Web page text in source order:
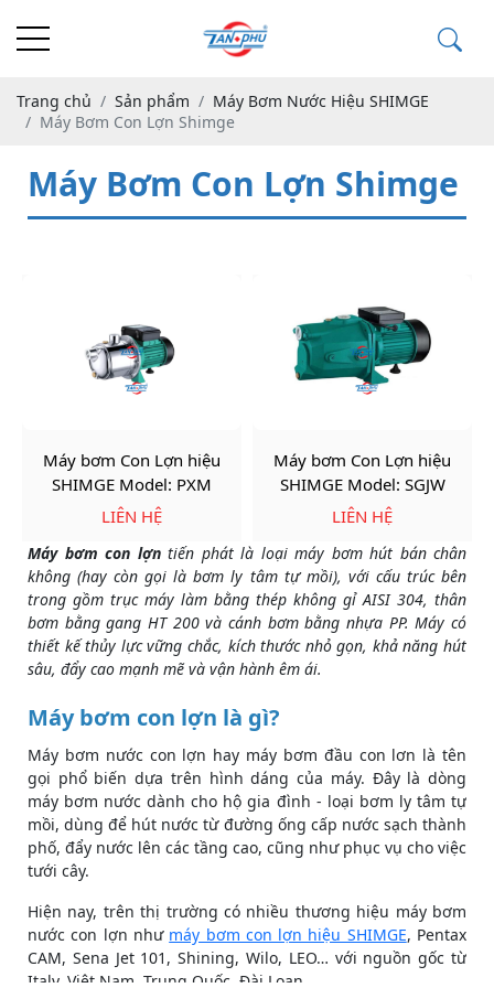
Trang chủ Sản phẩm
Máy Bơm Nước Hiệu SHIMGE
Máy Bơm Con Lợn Shimge
Máy Bơm Con Lợn Shimge
Máy bơm Con Lợn hiệu
SHIMGE Model: PXM
LIÊN HỆ
Máy bơm Con Lợn hiệu
SHIMGE Model: SGJW
LIÊN HỆ
Máy bơm con lợntiến phát là loại máy bơm hút bán chân
không (hay còn gọi là bơm ly tâm tự mồi), với cấu trúc bên
trong gồm trục máy làm bằng thép không gỉ AISI 304, thân
bơm bằng gang HT 200 và cánh bơm bằng nhựa PP. Máy có
thiết kế thủy lực vững chắc, kích thước nhỏ gọn, khả năng hút
sâu, đẩy cao mạnh mẽ và vận hành êm ái.
Máy bơm con lợn là gì?
Máy bơm nước con lợn hay máy bơm đầu con lơn là tên
gọi phổ biến dựa trên hình dáng của máy. Đây là dòng
máy bơm nước dành cho hộ gia đình - loại bơm ly tâm tự
mồi, dùng để hút nước từ đường ống cấp nước sạch thành
phố, đẩy nước lên các tầng cao, cũng như phục vụ cho việc
tưới cây.
Hiện nay, trên thị trường có nhiều thương hiệu máy bơm
nước con lợn như máy bơm con lợn hiệu SHIMGE, Pentax
CAM, Sena Jet 101, Shining, Wilo, LEO… với nguồn gốc từ
Italy, Việt Nam, Trung Quốc, Đài Loan.